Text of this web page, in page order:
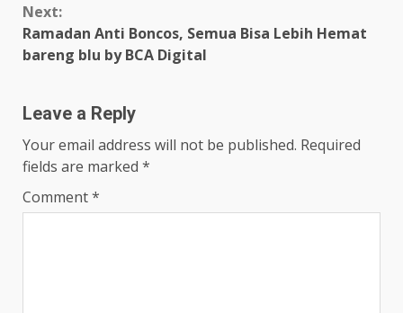
Next:
Ramadan Anti Boncos, Semua Bisa Lebih Hemat
bareng blu by BCA Digital
Leave a Reply
Your email address will not be published. Required
fields are marked *
Comment*